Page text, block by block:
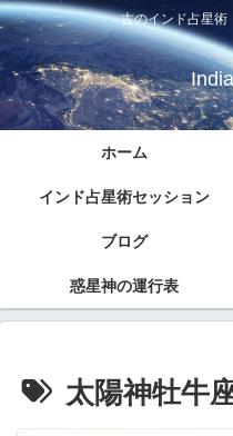
古のインド占星
ホーム
インド占星術セッション
ブログ
惑星神の運行表
太陽神牡牛